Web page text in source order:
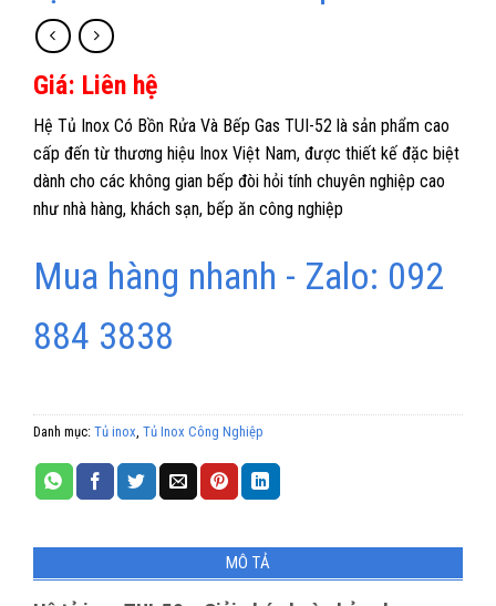
Giá: Liên hệ
Hệ Tủ Inox Có Bồn Rửa Và Bếp Gas TUI-52 là sản phẩm cao
cấp đến từ thương hiệu Inox Việt Nam, được thiết kế đặc biệt
dành cho các không gian bếp đòi hỏi tính chuyên nghiệp cao
như nhà hàng, khách sạn, bếp ăn công nghiệp
Mua hàng nhanh - Zalo: 092
884 3838
Danh mục: Tủ inox Tủ Inox Công Nghiệp
MÔ TẢ